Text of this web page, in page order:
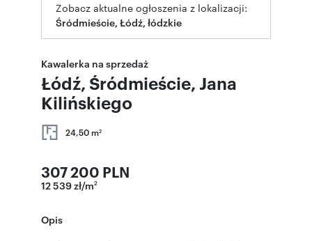
Zobacz aktualne ogłoszenia z lokalizacji:
Śródmieście, Łódź, łódzkie
Kawalerka na sprzedaż
Łódź, Śródmieście, Jana
Kilińskiego
24,50 m2
307 200 PLN
12 539 zł/m2
Opis